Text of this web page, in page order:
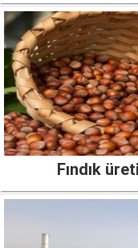
Fındık